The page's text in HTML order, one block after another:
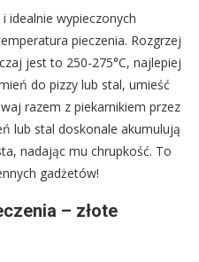
idealnie wypieczonych
pieczenia. Rozgrzej
jest to 250-275°C, najlepiej
do pizzy lub stal, umieść
razem z piekarnikiem przez
lub stal doskonale akumulują
nadając mu chrupkość. To
gadżetów!
– złote